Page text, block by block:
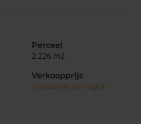
Perceel
2.226 m2
Verkoopprijs
Koopsom opvragen